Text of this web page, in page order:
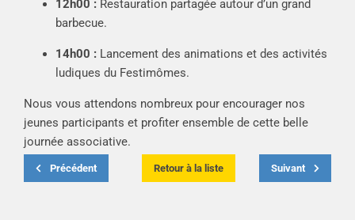
12h00 : Restauration partagée autour d’un grand
barbecue.
14h00 : Lancement des animations et des activités
ludiques du Festimômes.
Nous vous attendons nombreux pour encourager nos
jeunes participants et profiter ensemble de cette belle
journée associative.
Précédent Retour à la liste Suivant